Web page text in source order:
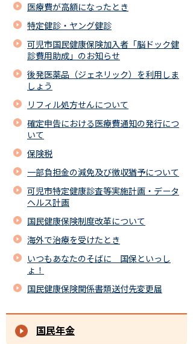
医療費が高額になったとき
特定健診・ヤング健診
可児市国民健康保険加入者「脳ドック健
診費用助成」のお知らせ
後発医薬品（ジェネリック）を利用しま
しょう
リフィル処方せんについて
確定申告における医療費通知の発行につ
いて
保険税
一部負担金の減免及び徴収猶予について
可児市特定健康診査等実施計画・データ
ヘルス計画
国民健康保険制度改革について
海外で治療を受けたとき
いつもあなたのそばに 国保といっし
ょ！
国民健康保険関係書類送付先変更届
国民年金